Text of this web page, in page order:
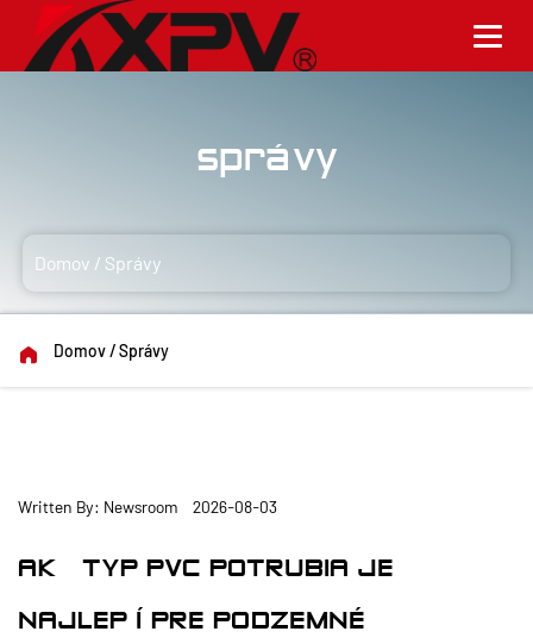
Správy
Domov / Správy
Domov/Správy
Written By: Newsroom 2026-08-03
AKÝ TYP PVC POTRUBIA JE
NAJLEPŠÍ PRE PODZEMNÉ